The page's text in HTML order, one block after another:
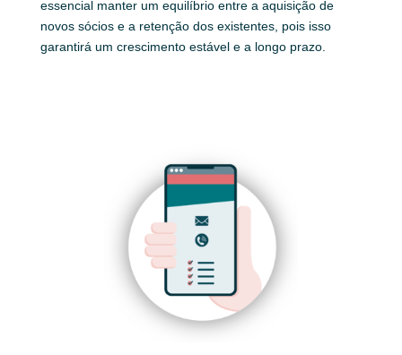
essencial manter um equilíbrio entre a aquisição de
novos sócios e a retenção dos existentes, pois isso
garantirá um crescimento estável e a longo prazo.